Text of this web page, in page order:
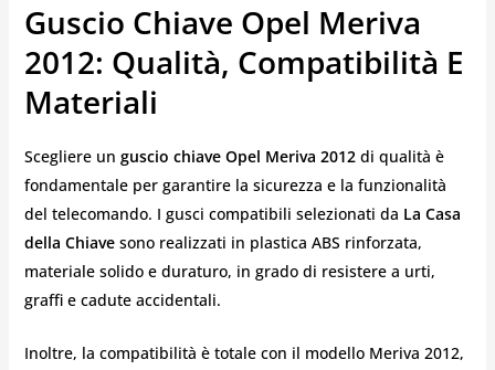
Guscio Chiave Opel Meriva
2012: Qualità, Compatibilità E
Materiali
Scegliere un guscio chiave Opel Meriva 2012di qualità è
fondamentale per garantire la sicurezza e la funzionalità
del telecomando. I gusci compatibili selezionati da La Casa
della Chiavesono realizzati in plastica ABS rinforzata,
materiale solido e duraturo, in grado di resistere a urti,
graffi e cadute accidentali.
Inoltre, la compatibilità è totale con il modello Meriva 2012,